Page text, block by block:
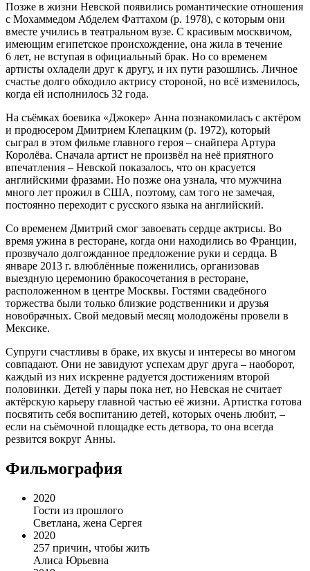
Позже в жизни Невской появились романтические отношения
с Мохаммедом Абделем Фаттахом (р. 1978), с которым они
вместе учились в театральном вузе. С красивым москвичом,
имеющим египетское происхождение, она жила в течение
6 лет, не вступая в официальный брак. Но со временем
артисты охладели друг к другу, и их пути разошлись. Личное
счастье долго обходило актрису стороной, но всё изменилось,
когда ей исполнилось 32 года.
На съёмках боевика «Джокер» Анна познакомилась с актёром
и продюсером Дмитрием Клепацким (р. 1972), который
сыграл в этом фильме главного героя – снайпера Артура
Королёва. Сначала артист не произвёл на неё приятного
впечатления – Невской показалось, что он красуется
английскими фразами. Но позже она узнала, что мужчина
много лет прожил в США, поэтому, сам того не замечая,
постоянно переходит с русского языка на английский.
Со временем Дмитрий смог завоевать сердце актрисы. Во
время ужина в ресторане, когда они находились во Франции,
прозвучало долгожданное предложение руки и сердца. В
январе 2013 г. влюблённые поженились, организовав
выездную церемонию бракосочетания в ресторане,
расположенном в центре Москвы. Гостями свадебного
торжества были только близкие родственники и друзья
новобрачных. Свой медовый месяц молодожёны провели в
Мексике.
Супруги счастливы в браке, их вкусы и интересы во многом
совпадают. Они не завидуют успехам друг друга – наоборот,
каждый из них искренне радуется достижениям второй
половинки. Детей у пары пока нет, но Невская не считает
актёрскую карьеру главной частью её жизни. Артистка готова
посвятить себя воспитанию детей, которых очень любит, –
если на съёмочной площадке есть детвора, то она всегда
резвится вокруг Анны.
Фильмография
2020
Гости из прошлого
Светлана, жена Сергея
2020
257 причин, чтобы жить
Алиса Юрьевна